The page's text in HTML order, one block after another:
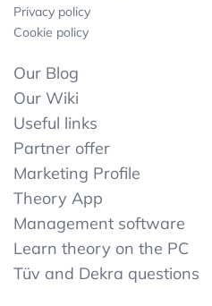
Privacy policy
Cookie policy
Our Blog
Our Wiki
Useful links
Partner offer
Marketing Profile
Theory App
Management software
Learn theory on the PC
Tüv and Dekra questions